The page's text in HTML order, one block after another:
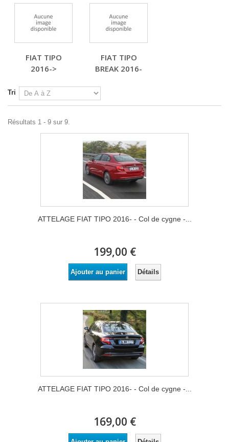
FIAT TIPO
2016->
FIAT TIPO
BREAK 2016-
Tri
Résultats 1 - 9 sur 9.
ATTELAGE FIAT TIPO 2016- - Col de cygne -...
199,00 €
Ajouter au panier Détails
ATTELAGE FIAT TIPO 2016- - Col de cygne -...
169,00 €